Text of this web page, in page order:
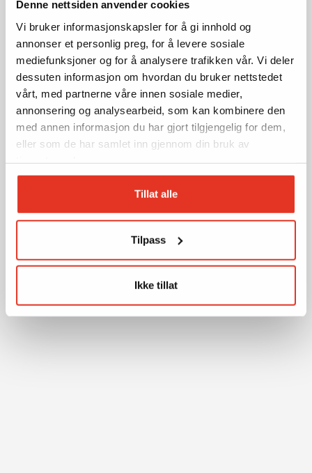
Denne nettsiden anvender cookies
Vi bruker informasjonskapsler for å gi innhold og
annonser et personlig preg, for å levere sosiale
mediefunksjoner og for å analysere trafikken vår. Vi deler
dessuten informasjon om hvordan du bruker nettstedet
vårt, med partnerne våre innen sosiale medier,
annonsering og analysearbeid, som kan kombinere den
med annen informasjon du har gjort tilgjengelig for dem,
eller som de har samlet inn gjennom din bruk av
Tillat alle
Tilpass
Ikke tillat